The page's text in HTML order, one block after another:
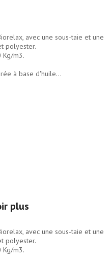
avec une sous-taie et une
polyester.
Kg/m3.
à base d'huile...
plus
avec une sous-taie et une
polyester.
Kg/m3.